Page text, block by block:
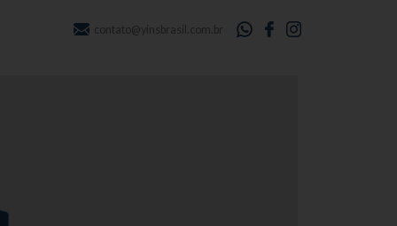
contato@yinsbrasil.com.br